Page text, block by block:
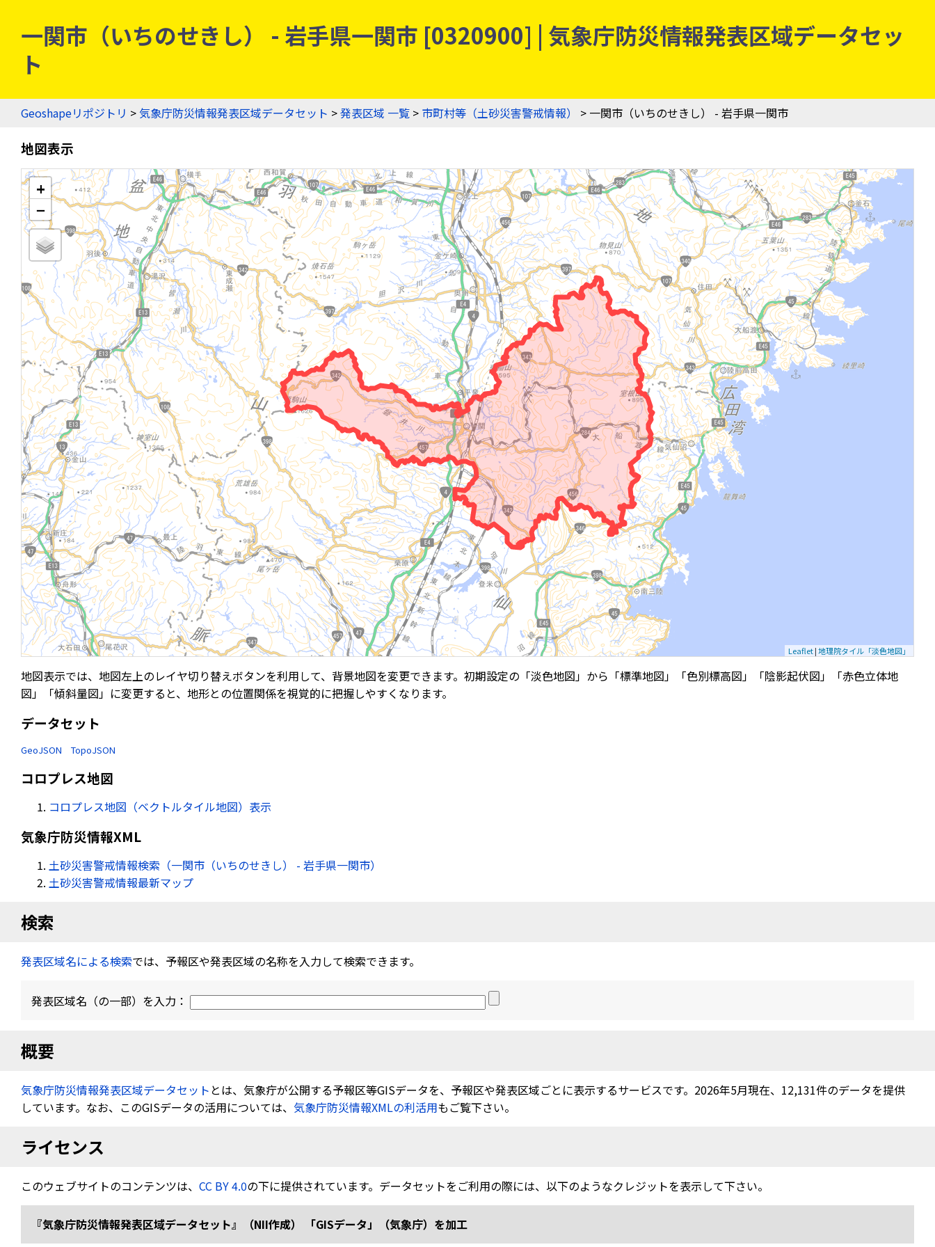
一関市（いちのせきし） - 岩手県一関市 [0320900] | 気象庁防災情報発表区域データセッ
ト
Geoshapeリポジトリ >気象庁防災情報発表区域データセット >発表区域 一覧 > 市町村等（土砂災害警戒情報） > 一関市（いちのせきし） - 岩手県一関市
地図表示
+
−
Leaflet|地理院タイル「淡色地図」
地図表示では、地図左上のレイヤ切り替えボタンを利用して、背景地図を変更できます。初期設定の「淡色地図」から「標準地図」「色別標高図」「陰影起伏図」「赤色立体地
図」「傾斜量図」に変更すると、地形との位置関係を視覚的に把握しやすくなります。
データセット
GeoJSON TopoJSON
コロプレス地図
コロプレス地図（ベクトルタイル地図）表示
気象庁防災情報XML
土砂災害警戒情報検索（一関市（いちのせきし） - 岩手県一関市）
土砂災害警戒情報最新マップ
検索
発表区域名による検索では、予報区や発表区域の名称を入力して検索できます。
発表区域名（の一部）を入力：
概要
気象庁防災情報発表区域データセット とは、気象疔が公開する予報区等GISデータを、予報区や発表区域ごとに表示するサービスです。2026年5月現在、12,131件のデータを提供
しています。なお、このGISデータの活用については、 気象庁防災情報XMLの利活用もご覧下さい。
ライセンス
このウェブサイトのコンテンツは、 CC BY 4.0の下に提供されています。データセットをご利用の際には、以下のようなクレジットを表示して下さい。
『気象庁防災情報発表区域データセット』（NII作成） 「GISデータ」（気象庁）を加工